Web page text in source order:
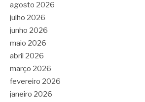
agosto 2026
julho 2026
junho 2026
maio 2026
abril 2026
março 2026
fevereiro 2026
janeiro 2026